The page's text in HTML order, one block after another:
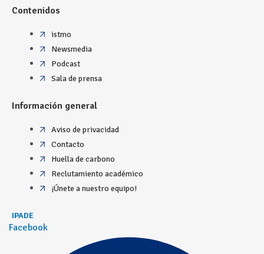
Contenidos
istmo
Newsmedia
Podcast
Sala de prensa
Información general
Aviso de privacidad
Contacto
Huella de carbono
Reclutamiento académico
¡Únete a nuestro equipo!
IPADE
Facebook